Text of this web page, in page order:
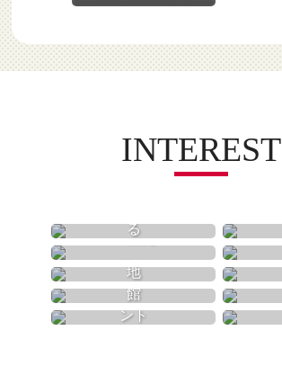
INTEREST
食べる
歴史
遊園地
美術館